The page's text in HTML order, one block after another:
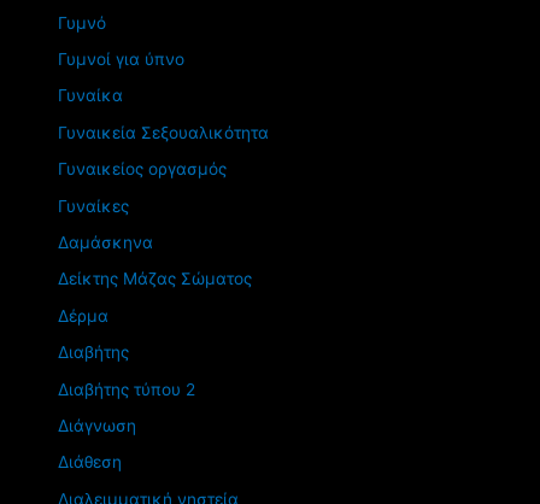
Γυμνό
Γυμνοί για ύπνο
Γυναίκα
Γυναικεία Σεξουαλικότητα
Γυναικείος οργασμός
Γυναίκες
Δαμάσκηνα
Δείκτης Μάζας Σώματος
Δέρμα
Διαβήτης
Διαβήτης τύπου 2
Διάγνωση
Διάθεση
Διαλειμματική νηστεία